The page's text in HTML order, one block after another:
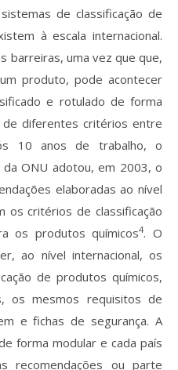
de classificação de
à escala internacional.
barreiras, uma vez que que,
produto, pode acontecer
e rotulado de forma
diferentes critérios entre
10 anos de trabalho, o
da ONU adotou, em 2003, o
elaboradas ao nível
os critérios de classificação
os produtos químicos4. O
ao nível internacional, os
de produtos químicos,
os mesmos requisitos de
e fichas de segurança. A
forma modular e cada país
ou parte